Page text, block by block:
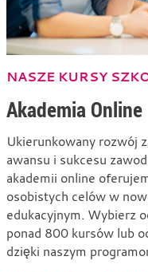
NASZE KURSY
Akademia Online
Ukierunkowany rozwój
awansu i sukcesu
akademii online
osobistych celów w
edukacyjnym. Wybierz
ponad 800 kursów lub
dzięki naszym